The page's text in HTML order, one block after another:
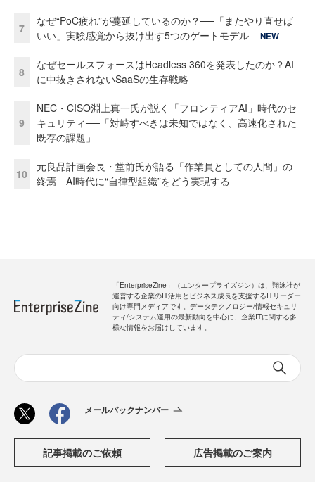
7
なぜ“PoC疲れ”が蔓延しているのか？──「またやり直せば
いい」実験感覚から抜け出す5つのゲートモデル
NEW
8
なぜセールスフォースはHeadless 360を発表したのか？AI
に中抜きされないSaaSの生存戦略
9
NEC・CISO淵上真一氏が説く「フロンティアAI」時代のセ
キュリティ──「対峙すべきは未知ではなく、高速化された
既存の課題」
10
元良品計画会長・堂前氏が語る「作業員としての人間」の
終焉 AI時代に“自律型組織”をどう実現する
「EnterpriseZine」（エンタープライズジン）は、翔泳社が
運営する企業のIT活用とビジネス成長を支援するITリーダー
向け専門メディアです。データテクノロジー/情報セキュリ
ティ/システム運用の最新動向を中心に、企業ITに関する多
様な情報をお届けしています。
メールバックナンバー
記事掲載のご依頼 広告掲載のご案内